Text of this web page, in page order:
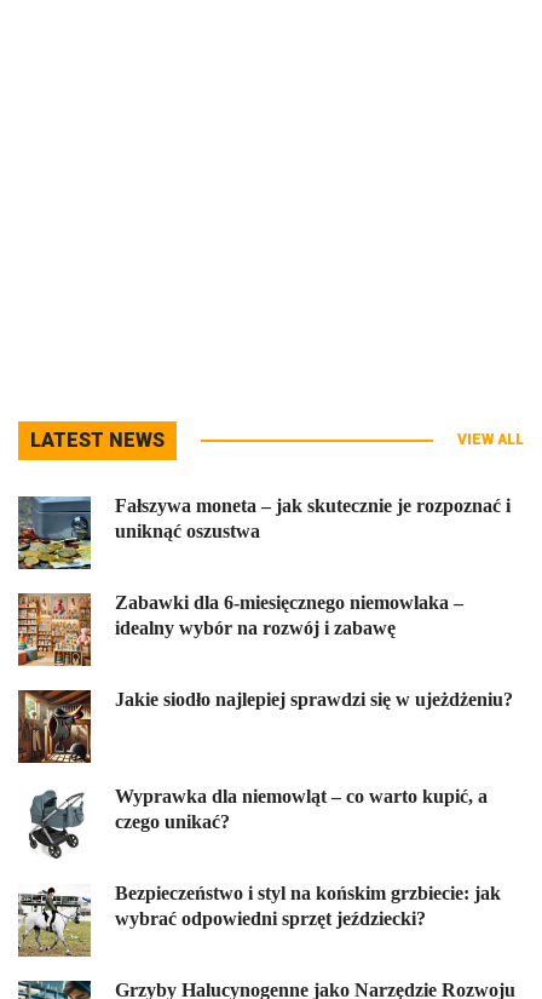
LATEST NEWS VIEW ALL
Fałszywa moneta – jak skutecznie je rozpoznać i
uniknąć oszustwa
Zabawki dla 6-miesięcznego niemowlaka –
idealny wybór na rozwój i zabawę
Jakie siodło najlepiej sprawdzi się w ujeżdżeniu?
Wyprawka dla niemowląt – co warto kupić, a
czego unikać?
Bezpieczeństwo i styl na końskim grzbiecie: jak
wybrać odpowiedni sprzęt jeździecki?
Grzyby Halucynogenne jako Narzędzie Rozwoju